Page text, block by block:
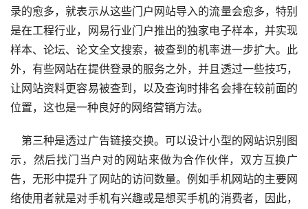
录的愈多，就表示从这些门户网站导入的流量会愈多，特别
是在工程行业，网易行业门户推出的独家电子样本，并实现
样本、论坛、论文全文搜索，被查到的机率进一步扩大。此
外，有些网站在提供登录的服务之外，并且透过一些技巧，
让网站资料更容易被查到，以及查询时排名会排在较前面的
位置，这也是一种良好的网络营销方法。
第三种是透过广告链接交换。可以设计小型的网站识别图
示，然后找门当户对的网站来做为合作伙伴，双方互换广
告，无形中提升了网站的访问数量。例如手机网站的主要网
络使用者就是对手机有兴趣或是想买手机的消费者，因此，